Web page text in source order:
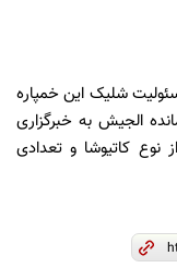
شلیک این خمپاره
الجیش به خبرگزاری
گروه «20 خمپاره» از نوع کاتیوشا و تعدادی